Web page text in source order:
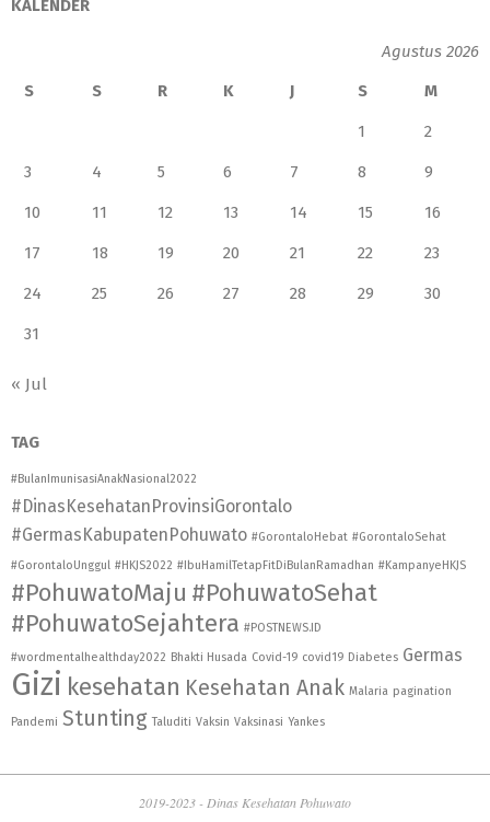
KALENDER
Agustus 2026
S
S R K J S M
1 2
3 4 5 6 7 8 9
10 11 12 13 14 15 16
17 18 19 20 21 22 23
24 25 26 27 28 29 30
31
« Jul
TAG
#BulanImunisasiAnakNasional2022
#DinasKesehatanProvinsiGorontalo
#GermasKabupatenPohuwato #GorontaloHebat #GorontaloSehat
#GorontaloUnggul #HKJS2022 #IbuHamilTetapFitDiBulanRamadhan #KampanyeHKJS
#PohuwatoMaju #PohuwatoSehat
#PohuwatoSejahtera #POSTNEWS.ID
#wordmentalhealthday2022 Bhakti Husada Covid-19 covid19 Diabetes Germas
Gizi kesehatan Kesehatan Anak Malaria pagination
Pandemi Stunting Taluditi Vaksin Vaksinasi Yankes
2019-2023 - Dinas Kesehatan Pohuwato